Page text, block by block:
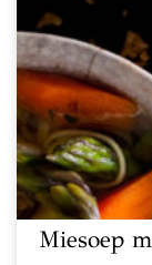
Miesoep